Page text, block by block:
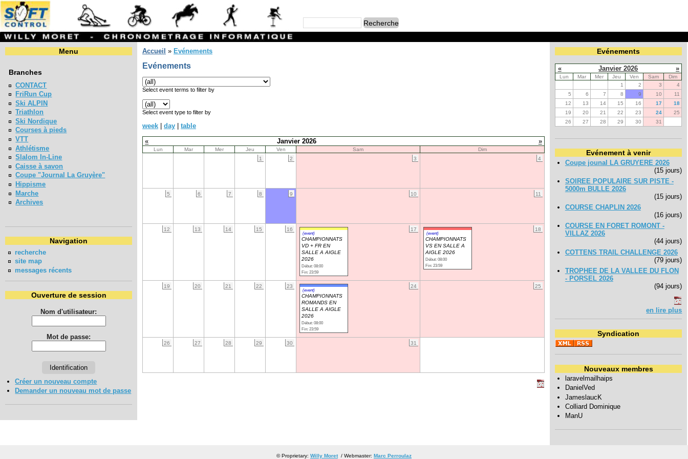
Menu
Branches
CONTACT
FriRun Cup
Ski ALPIN
Triathlon
Ski Nordique
Courses à pieds
VTT
Athlétisme
Slalom In-Line
Caisse à savon
Coupe "Journal La Gruyère"
Hippisme
Marche
Archives
Navigation
recherche
site map
messages récents
Ouverture de session
Nom d'utilisateur:
Mot de passe:
Créer un nouveau compte
Demander un nouveau mot de passe
Accueil » Evénements
Evénements
Select event terms to filter by
Select event type to filter by
week day
table
«
Janvier 2026 »
Lun Mar Mer Jeu Ven Sam
Dim
1
2 3 4
5 6 7 8 9 10 11
12 13 14 15 16 17
(event)
CHAMPIONNATS
VD + FR EN
SALLE A AIGLE
2026
Début: 08:00
Fin: 23:59
18
(event)
CHAMPIONNATS
VS EN SALLE A
AIGLE 2026
Début: 08:00
Fin: 23:59
19 20 21 22 23 24
(event)
CHAMPIONNATS
ROMANDS EN
SALLE A AIGLE
2026
Début: 08:00
Fin: 23:59
25
26 27 28 29 30 31
Evénements
« Janvier 2026 »
Lun Mar Mer Jeu Ven Sam
Dim
1
2 3
4
5
6 7 8 9 10
11
12
13 14 15 16 17
18
19
20 21 22 23 24
25
26
27 28 29 30 31
Evénement à venir
Coupe jounal LA GRUYERE 2026
(15 jours)
SOIREE POPULAIRE SUR PISTE -
5000m BULLE 2026
(15 jours)
COURSE CHAPLIN 2026
(16 jours)
COURSE EN FORET ROMONT -
VILLAZ 2026
(44 jours)
COTTENS TRAIL CHALLENGE 2026
(79 jours)
TROPHEE DE LA VALLEE DU FLON
- PORSEL 2026
(94 jours)
en lire plus
Syndication
Nouveaux membres
laravelmailhaips
DanielVed
JameslaucK
Colliard Dominique
ManU
© Proprietary: Willy Moret/ Webmaster: Marc Perroulaz